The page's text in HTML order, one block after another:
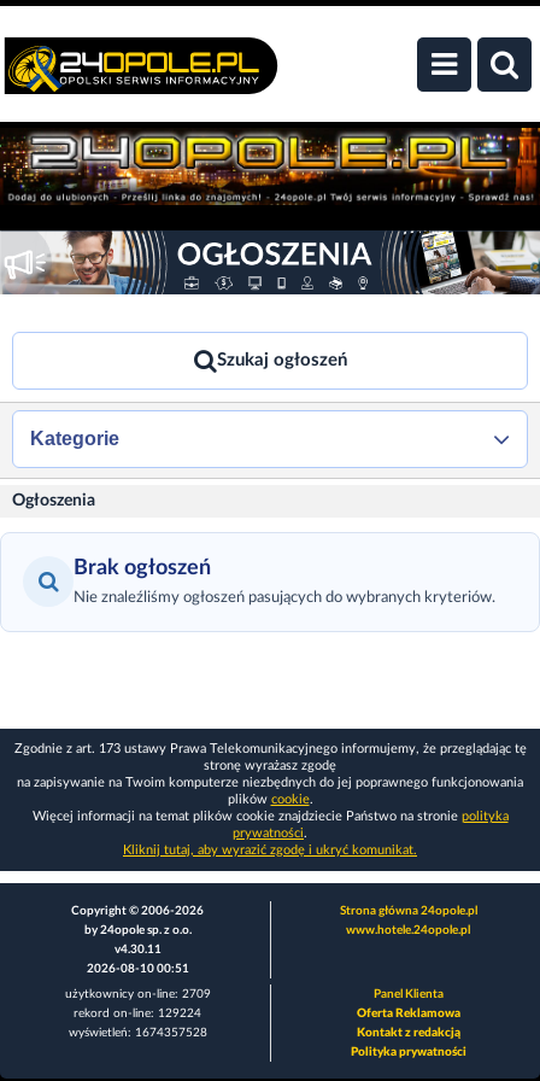
Szukaj ogłoszeń
Kategorie
Ogłoszenia
Brak ogłoszeń
Nie znaleźliśmy ogłoszeń pasujących do wybranych kryteriów.
Zgodnie z art. 173 ustawy Prawa Telekomunikacyjnego informujemy, że przeglądając tę
stronę wyrażasz zgodę
na zapisywanie na Twoim komputerze niezbędnych do jej poprawnego funkcjonowania
plików cookie.
Więcej informacji na temat plików cookie znajdziecie Państwo na stronie polityka
prywatności.
Kliknij tutaj, aby wyrazić zgodę i ukryć komunikat.
Copyright © 2006-2026
by 24opole sp. z o.o.
v4.30.11
2026-08-10 00:51
Strona główna 24opole.pl
www.hotele.24opole.pl
użytkownicy on-line: 2709
rekord on-line: 129224
wyświetleń: 1674357528
Panel Klienta
Oferta Reklamowa
Kontakt z redakcją
Polityka prywatności